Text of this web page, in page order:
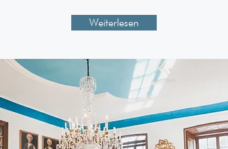
Weiterlesen